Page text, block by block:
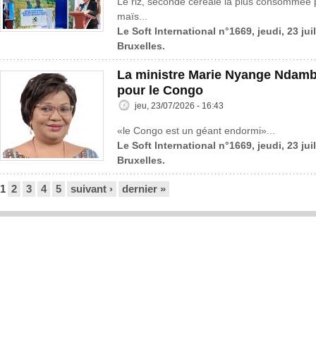
maïs...
Le Soft International n°1669, jeudi, 23
Bruxelles.
La ministre Marie Nyange
pour le Congo
jeu, 23/07/2026 - 16:43
«le Congo est un géant endormi»...
Le Soft International n°1669, jeudi, 23
Bruxelles.
1 2 3 4 5 suivant › dernier »